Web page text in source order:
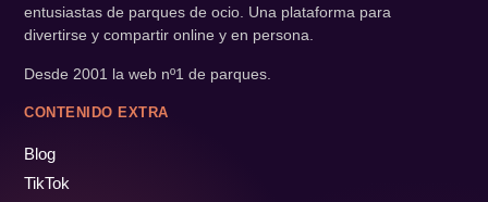
entusiastas de parques de ocio. Una plataforma para
divertirse y compartir online y en persona.
Desde 2001 la web nº1 de parques.
CONTENIDO EXTRA
Blog
TikTok